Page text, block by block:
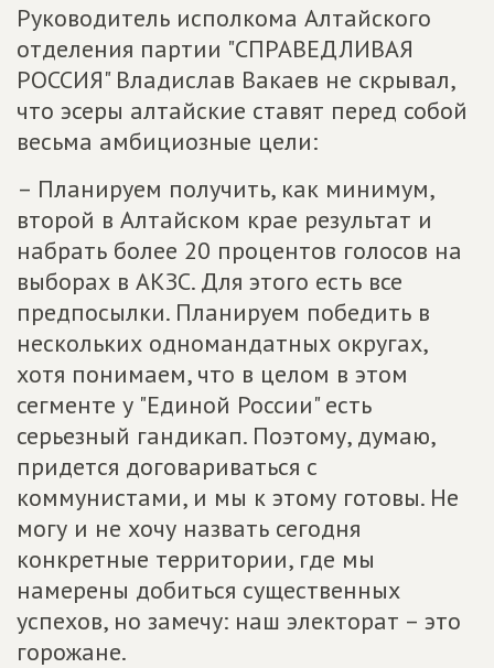
Руководитель исполкома Алтайского
отделения партии "СПРАВЕДЛИВАЯ
РОССИЯ" Владислав Вакаев не скрывал,
что эсеры алтайские ставят перед собой
весьма амбициозные цели:
– Планируем получить, как минимум,
второй в Алтайском крае результат и
набрать более 20 процентов голосов на
выборах в АКЗС. Для этого есть все
предпосылки. Планируем победить в
нескольких одномандатных округах,
хотя понимаем, что в целом в этом
сегменте у "Единой России" есть
серьезный гандикап. Поэтому, думаю,
придется договариваться с
коммунистами, и мы к этому готовы. Не
могу и не хочу назвать сегодня
конкретные территории, где мы
намерены добиться существенных
успехов, но замечу: наш электорат – это
горожане.